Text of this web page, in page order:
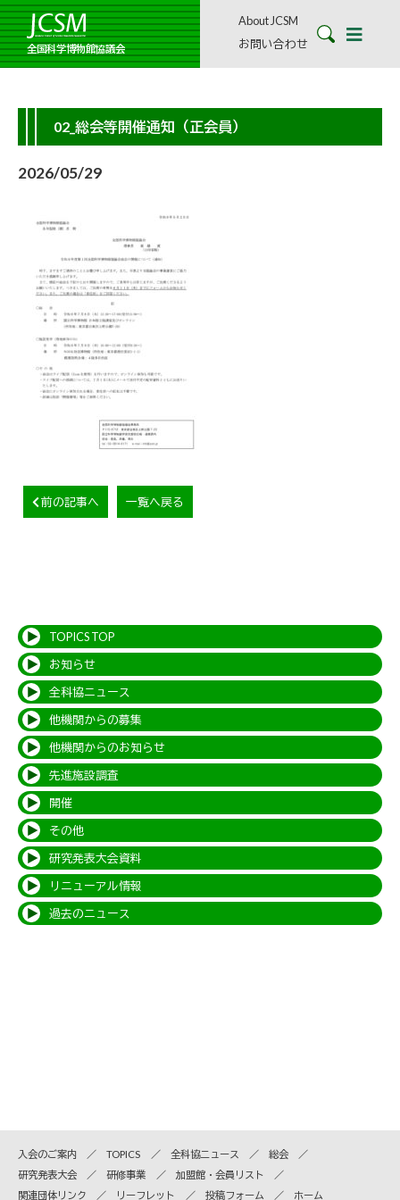
全国科学博物館協議会
About JCSM
お問い合わせ
02_総会等開催通知（正会員）
2026/05/29
前の記事へ 一覧へ戻る
TOPICS TOP
お知らせ
全科協ニュース
他機関からの募集
他機関からのお知らせ
先進施設調査
開催
その他
研究発表大会資料
リニューアル情報
過去のニュース
入会のご案内 TOPICS 全科協ニュース
総会
研究発表大会
研修事業
加盟館・会員リスト
関連団体リンク
リーフレット 投稿フォーム ホーム